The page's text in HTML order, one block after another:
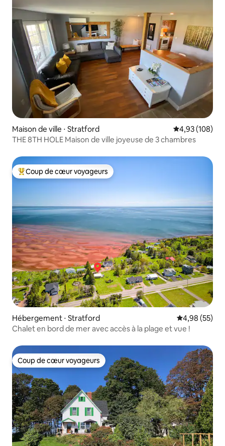
Maison de ville ⋅ Stratford Évaluation
4,93 (108)
THE 8TH HOLE Maison de ville joyeuse de 3 chambres
Coups de cœur voyageurs les plus appréciés
Coup de cœur voyageurs
Hébergement ⋅ Stratford Évaluation
4,98 (55)
Chalet en bord de mer avec accès à la plage et vue !
Coup de cœur voyageurs
Coup de cœur voyageurs